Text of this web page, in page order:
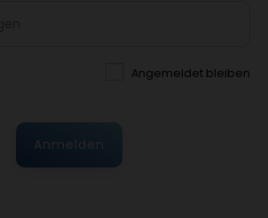
Angemeldet bleiben
Anmelden